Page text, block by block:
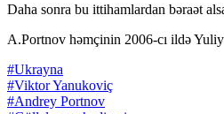
Daha sonra bu ittihamlardan bəraət
A.Portnov həmçinin 2006-cı ildə
#Ukrayna
#Viktor Yanukoviç
#Andrey Portnov